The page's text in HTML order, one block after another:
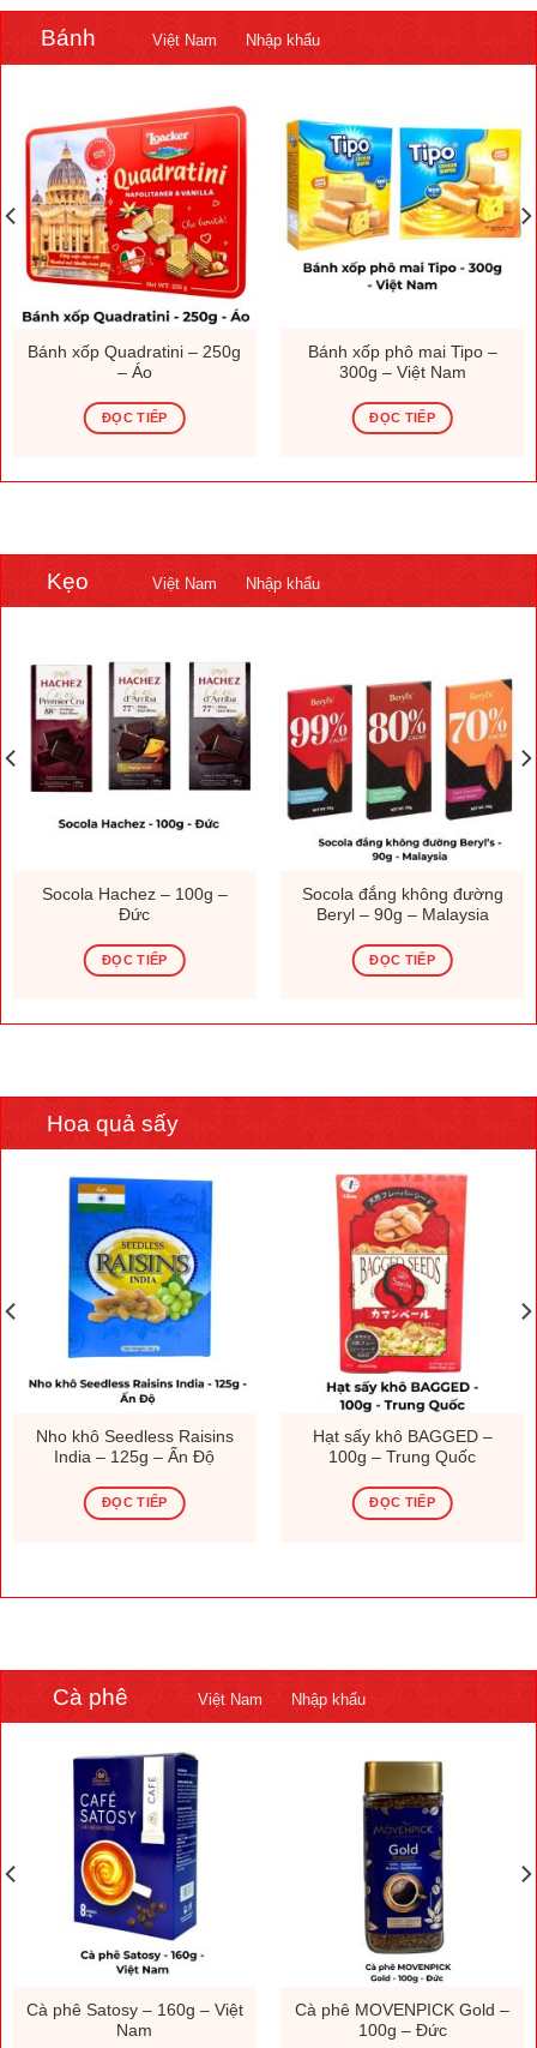
Bánh Việt Nam Nhập khẩu
Bánh xốp Quadratini – 250g
– Áo
ĐỌC TIẾP
Bánh xốp phô mai Tipo –
300g – Việt Nam
ĐỌC TIẾP
Kẹo Việt Nam Nhập khẩu
Socola Hachez – 100g –
Đức
ĐỌC TIẾP
Socola đắng không đường
Beryl – 90g – Malaysia
ĐỌC TIẾP
Hoa quả sấy
Nho khô Seedless Raisins
India – 125g – Ấn Độ
ĐỌC TIẾP
Hạt sấy khô BAGGED –
100g – Trung Quốc
ĐỌC TIẾP
Cà phê Việt Nam Nhập khẩu
Cà phê Satosy – 160g – Việt
Nam
Cà phê MOVENPICK Gold –
100g – Đức